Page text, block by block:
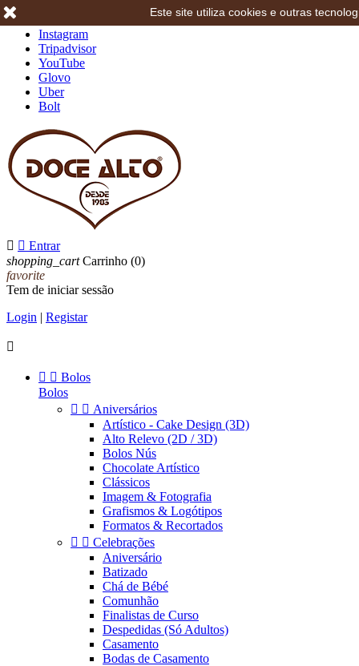
Instagram
Tripadvisor
YouTube
Glovo
Uber
Bolt
  Entrar
shopping_cart Carrinho (0)
favorite
Tem de iniciar sessão
Login | Registar

  Bolos
Bolos
  Aniversários
Artístico - Cake Design (3D)
Alto Relevo (2D / 3D)
Bolos Nús
Chocolate Artístico
Clássicos
Imagem & Fotografia
Grafismos & Logótipos
Formatos & Recortados
  Celebrações
Aniversário
Batizado
Chá de Bébé
Comunhão
Finalistas de Curso
Despedidas (Só Adultos)
Casamento
Bodas de Casamento
Este site utiliza cookies e outras